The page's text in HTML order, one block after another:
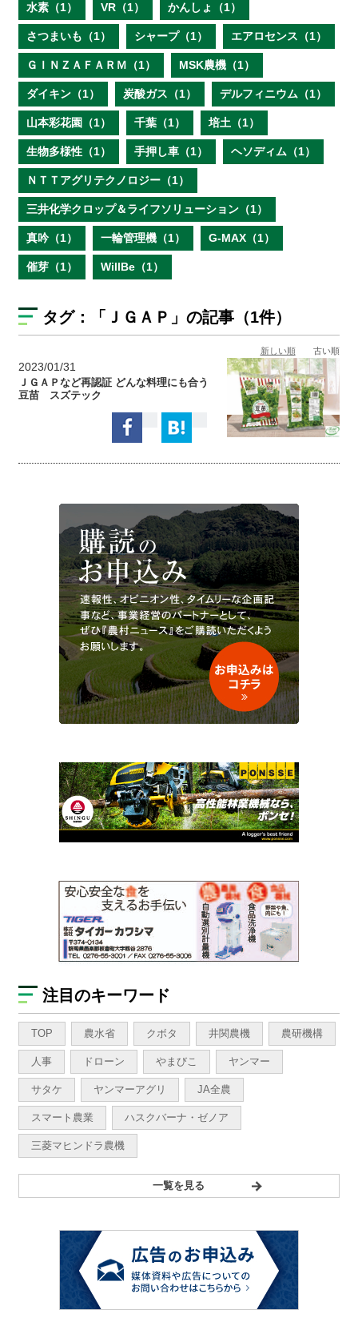
水素（1） VR（1） かんしょ（1）
さつまいも（1） シャープ（1） エアロセンス（1）
ＧＩＮＺＡＦＡＲＭ（1） MSK農機（1）
ダイキン（1） 炭酸ガス（1） デルフィニウム（1）
山本彩花園（1） 千葉（1） 培土（1）
生物多様性（1） 手押し車（1） ヘソディム（1）
ＮＴＴアグリテクノロジー（1）
三井化学クロップ＆ライフソリューション（1）
真吟（1） 一輪管理機（1） G-MAX（1）
催芽（1） WillBe（1）
タグ： 「ＪＧＡＰ」の記事（1件）
新しい順 古い順
2023/01/31
ＪＧＡＰなど再認証 どんな料理にも合う
豆苗 スズテック
注目のキーワード
TOP 農水省 クボタ 井関農機 農研機構
人事 ドローン やまびこ ヤンマー
サタケ ヤンマーアグリ JA全農
スマート農業 ハスクバーナ・ゼノア
三菱マヒンドラ農機
一覧を見る